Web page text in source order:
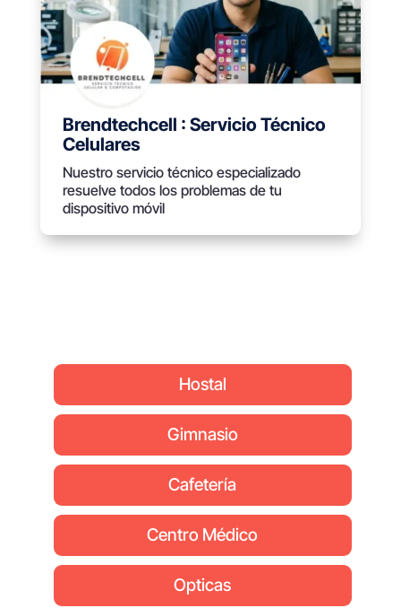
Brendtechcell : Servicio Técnico
Celulares
Nuestro servicio técnico especializado
resuelve todos los problemas de tu
dispositivo móvil
Hostal
Gimnasio
Cafetería
Centro Médico
Opticas